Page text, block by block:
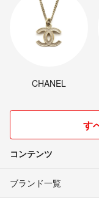
CHANEL
す
コンテンツ
ブランド一覧